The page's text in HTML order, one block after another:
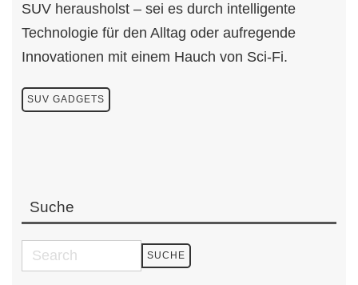
SUV herausholst – sei es durch intelligente
Technologie für den Alltag oder aufregende
Innovationen mit einem Hauch von Sci-Fi.
SUV GADGETS
Suche